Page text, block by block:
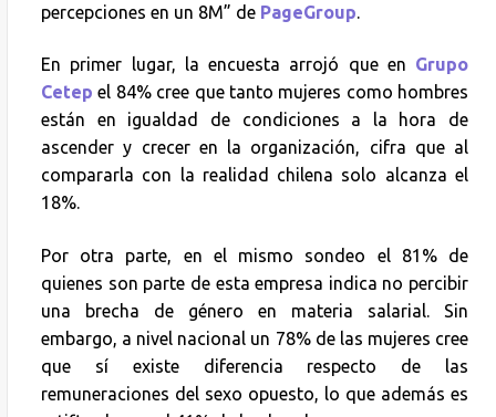
percepciones en un 8M” de PageGroup
En primer lugar, la encuesta arrojó que en Grupo
Cetep el 84% cree que tanto mujeres como hombres
están en igualdad de condiciones a la hora de
ascender y crecer en la organización, cifra que al
compararla con la realidad chilena solo alcanza el
18%.
Por otra parte, en el mismo sondeo el 81% de
quienes son parte de esta empresa indica no percibir
una brecha de género en materia salarial. Sin
embargo, a nivel nacional un 78% de las mujeres cree
que sí existe diferencia respecto de las
remuneraciones del sexo opuesto, lo que además es